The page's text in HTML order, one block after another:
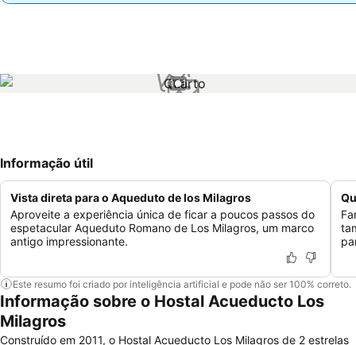
1 / 1
Informação útil
Vista direta para o Aqueduto de los Milagros
Aproveite a experiência única de ficar a poucos passos do
espetacular Aqueduto Romano de Los Milagros, um marco
antigo impressionante.
Este resumo foi criado por inteligência artificial e pode não ser 100% correto.
Informação sobre o Hostal Acueducto Los
Milagros
Construído em 2011, o Hostal Acueducto Los Milagros de 2 estrelas